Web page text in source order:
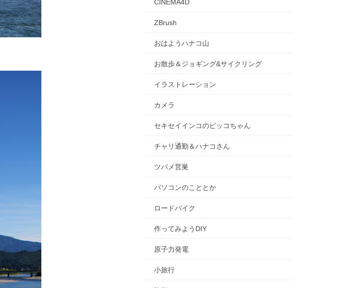
CINEMA4D
ZBrush
おはようハナコ山
お散歩＆ジョギング&サイクリング
イラストレーション
カメラ
セキセイインコのピッコちゃん
チャリ通勤＆ハナコさん
ツバメ営巣
パソコンのこととか
ロードバイク
作ってみようDIY
原子力発電
小旅行